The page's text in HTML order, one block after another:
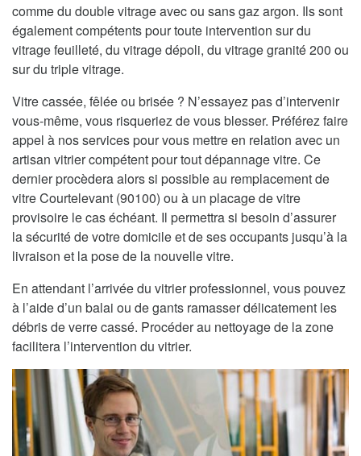
comme du double vitrage avec ou sans gaz argon. Ils sont
également compétents pour toute intervention sur du
vitrage feuilleté, du vitrage dépoli, du vitrage granité 200 ou
sur du triple vitrage.
Vitre cassée, fêlée ou brisée ? N’essayez pas d’intervenir
vous-même, vous risqueriez de vous blesser. Préférez faire
appel à nos services pour vous mettre en relation avec un
artisan vitrier compétent pour tout dépannage vitre. Ce
dernier procèdera alors si possible au remplacement de
vitre Courtelevant (90100) ou à un placage de vitre
provisoire le cas échéant. Il permettra si besoin d’assurer
la sécurité de votre domicile et de ses occupants jusqu’à la
livraison et la pose de la nouvelle vitre.
En attendant l’arrivée du vitrier professionnel, vous pouvez
à l’aide d’un balai ou de gants ramasser délicatement les
débris de verre cassé. Procéder au nettoyage de la zone
facilitera l’intervention du vitrier.